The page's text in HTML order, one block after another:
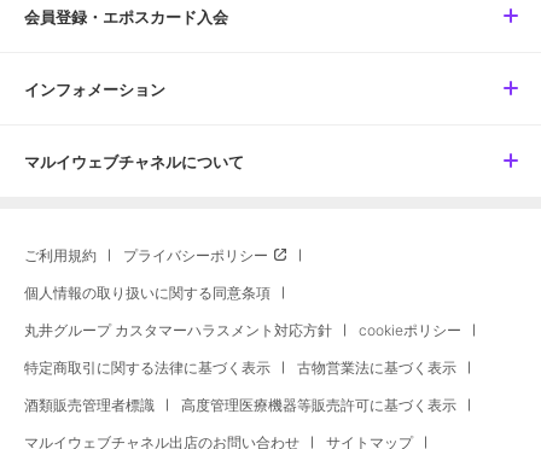
会員登録・エポスカード入会
インフォメーション
マルイウェブチャネルについて
ご利用規約 プライバシーポリシー
個人情報の取り扱いに関する同意条項
丸井グループ カスタマーハラスメント対応方針 cookieポリシー
特定商取引に関する法律に基づく表示 古物営業法に基づく表示
酒類販売管理者標識 高度管理医療機器等販売許可に基づく表示
マルイウェブチャネル出店のお問い合わせ サイトマップ